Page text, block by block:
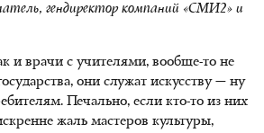
гендиректор компаний «СМИ2» и
и врачи с учителями, вообще-то не
они служат искусству — ну
Печально, если кто-то из них
жаль мастеров культуры,